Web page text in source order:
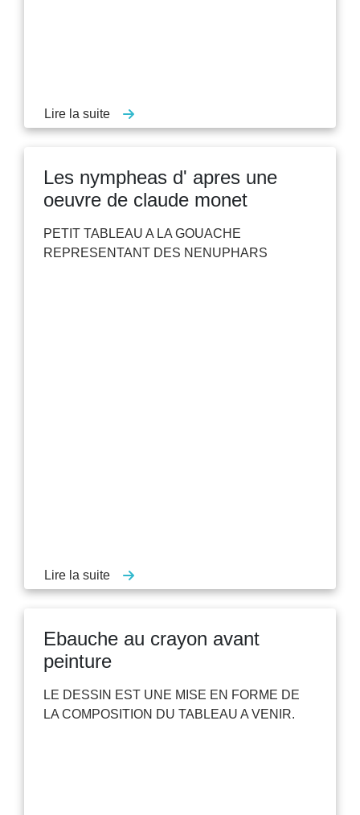
Lire la suite
Les nympheas d' apres une
oeuvre de claude monet
PETIT TABLEAU A LA GOUACHE
REPRESENTANT DES NENUPHARS
Lire la suite
Ebauche au crayon avant
peinture
LE DESSIN EST UNE MISE EN FORME DE
LA COMPOSITION DU TABLEAU A VENIR.